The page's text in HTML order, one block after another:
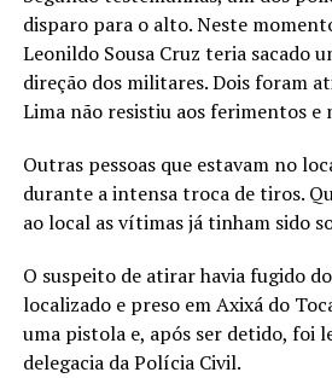
disparo para o alto. Neste
Leonildo Sousa Cruz teria sacado
direção dos militares. Dois foram
Lima não resistiu aos ferimentos e
Outras pessoas que estavam no
durante a intensa troca de tiros.
ao local as vítimas já tinham sido
O suspeito de atirar havia fugido
localizado e preso em Axixá do
uma pistola e, após ser detido, foi
delegacia da Polícia Civil.